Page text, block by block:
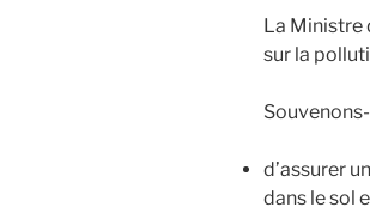
La Ministre
sur la
d’assurer
dans le sol